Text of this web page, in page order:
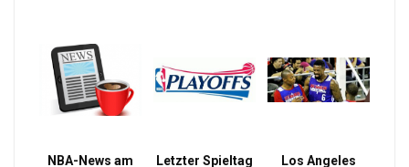
NBA-News am
Letzter Spieltag
Los Angeles